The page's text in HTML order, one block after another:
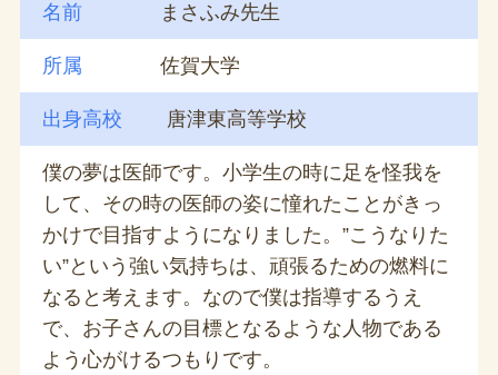
名前 まさふみ先生
所属 佐賀大学
出身高校 唐津東高等学校
僕の夢は医師です。小学生の時に足を怪我を
して、その時の医師の姿に憧れたことがきっ
かけで目指すようになりました。”こうなりた
い”という強い気持ちは、頑張るための燃料に
なると考えます。なので僕は指導するうえ
で、お子さんの目標となるような人物である
よう心がけるつもりです。